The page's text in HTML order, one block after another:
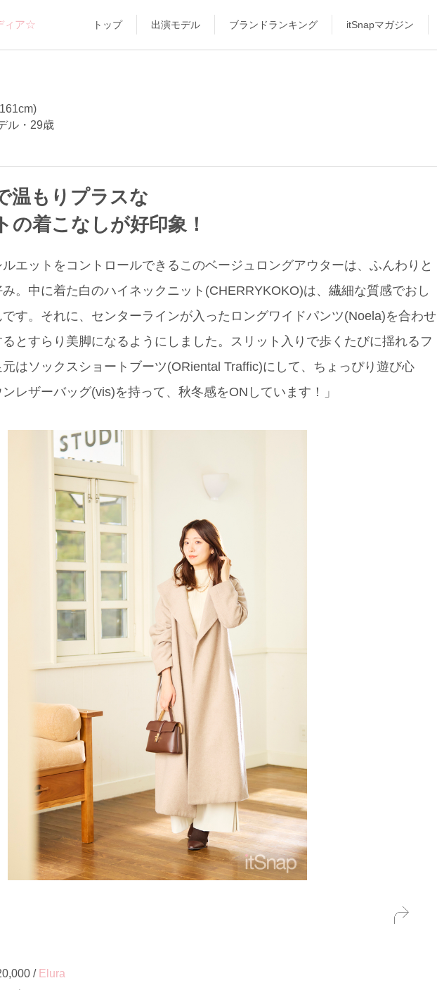
ィア☆ トップ 出演モデル ブランドランキング itSnapマガジン
ル・29歳
温もりプラスな
の着こなしが好印象！
エットをコントロールできるこのベージュロングアウターは、ふんわりと
。中に着た白のハイネックニット(CHERRYKOKO)は、繊細な質感でおし
す。それに、センターラインが入ったロングワイドパンツ(Noela)を合わせ
とすらり美脚になるようにしました。スリット入りで歩くたびに揺れるフ
はソックスショートブーツ(ORiental Traffic)にして、ちょっぴり遊び心
レザーバッグ(vis)を持って、秋冬感をONしています！」
/ Elura